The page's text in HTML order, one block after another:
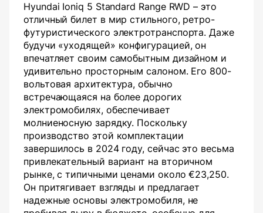
Hyundai Ioniq 5 Standard Range RWD – это
отличный билет в мир стильного, ретро-
футуристического электротранспорта. Даже
будучи «уходящей» конфигурацией, он
впечатляет своим самобытным дизайном и
удивительно просторным салоном. Его 800-
вольтовая архитектура, обычно
встречающаяся на более дорогих
электромобилях, обеспечивает
молниеносную зарядку. Поскольку
производство этой комплектации
завершилось в 2024 году, сейчас это весьма
привлекательный вариант на вторичном
рынке, с типичными ценами около €23,250.
Он притягивает взгляды и предлагает
надежные основы электромобиля, не